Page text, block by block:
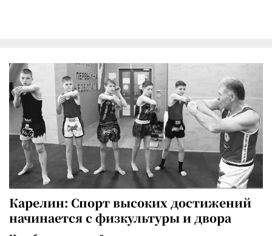
Карелин: Спорт высоких достижений
начинается с физкультуры и двора